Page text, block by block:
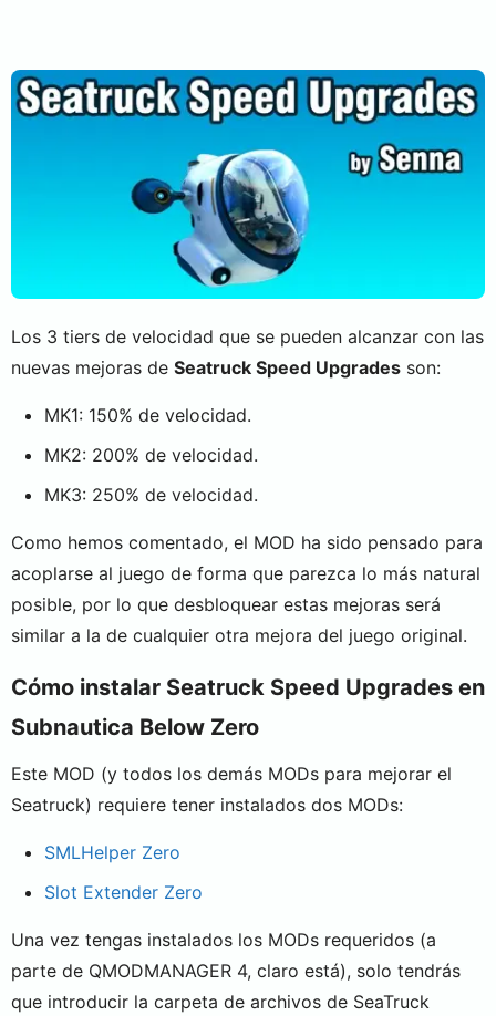
Los 3 tiers de velocidad que se pueden alcanzar con las
nuevas mejoras de Seatruck Speed Upgrades son:
MK1: 150% de velocidad.
MK2: 200% de velocidad.
MK3: 250% de velocidad.
Como hemos comentado, el MOD ha sido pensado para
acoplarse al juego de forma que parezca lo más natural
posible, por lo que desbloquear estas mejoras será
similar a la de cualquier otra mejora del juego original.
Cómo instalar Seatruck Speed Upgrades en
Subnautica Below Zero
Este MOD (y todos los demás MODs para mejorar el
Seatruck) requiere tener instalados dos MODs:
SMLHelper Zero
Slot Extender Zero
Una vez tengas instalados los MODs requeridos (a
parte de QMODMANAGER 4, claro está), solo tendrás
que introducir la carpeta de archivos de SeaTruck